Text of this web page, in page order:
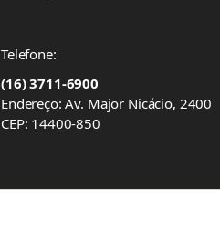
Telefone:
(16) 3711-6900
Endereço: Av. Major Nicácio, 2400
CEP: 14400-850